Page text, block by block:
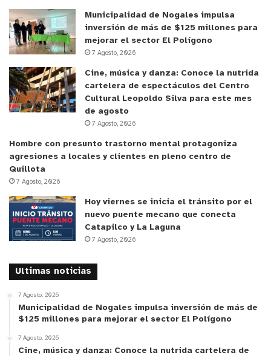
de trabajoaquellos trabajadores que hayan hecho
uso de una o más licencias médicas preventivas
parentales.
En caso de cumplir con dichos requisitos tendrán
derecho a percibir por hasta tres meses una
prestación mensual equivalente al 100% de la
licencia médica parental preventiva, siempre que
esta sea igual o inferior a un millón de pesos. A su
vez, para aquellos trabajadores que hayan recibido
un monto superior a un millón de pesos, podrán
recibir un 70% de la licencia médica parental
preventiva o un millón de pesos, dependiendo del
monto que resulte mayor.
derecho a un bono de cargo fiscal, por hasta tres
meses, equivalente al 100% de la licencia médica
parental preventiva, siempre que esta sea igual o
inferior a un millón de pesos, o de 70% de la
pesos, dependiendo del monto que resulte mayor.
Municipalidad de Nogales impulsa
inversión de más de $125 millones para
mejorar el sector El Polígono
7 Agosto, 2026
Cine, música y danza: Conoce la nutrida
cartelera de espectáculos del Centro
Cultural Leopoldo Silva para este mes
de agosto
7 Agosto, 2026
Hombre con presunto trastorno mental protagoniza
agresiones a locales y clientes en pleno centro de
Quillota
7 Agosto, 2026
Hoy viernes se inicia el tránsito por el
nuevo puente mecano que conecta
Catapilco y La Laguna
7 Agosto, 2026
Ultimas noticias
7 Agosto, 2026
Municipalidad de Nogales impulsa inversión de más de
$125 millones para mejorar el sector El Polígono
7 Agosto, 2026
Cine, música y danza: Conoce la nutrida cartelera de